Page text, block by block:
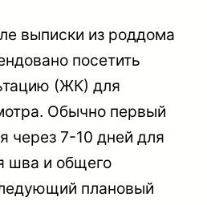
выписки из роддома
посетить
(ЖК) для
Обычно первый
через 7-10 дней для
шва и общего
плановый